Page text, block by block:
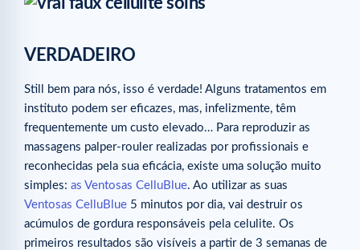
VERDADEIRO
Still bem para nós, isso é verdade! Alguns tratamentos em
instituto podem ser eficazes, mas, infelizmente, têm
frequentemente um custo elevado… Para reproduzir as
massagens palper-rouler realizadas por profissionais e
reconhecidas pela sua eficácia, existe uma solução muito
simples: as Ventosas CelluBlue. Ao utilizar as suas
Ventosas CelluBlue 5 minutos por dia, vai destruir os
acúmulos de gordura responsáveis pela celulite. Os
primeiros resultados são visíveis a partir de 3 semanas de